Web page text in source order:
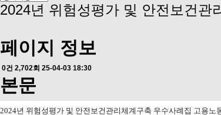
2024년 위험성평가 및 안전보건관
페이지 정보
0건 2,702회 25-04-03 18:30
본문
2024년 위험성평가 및 안전보건관리체계구축 우수사례집 고용노